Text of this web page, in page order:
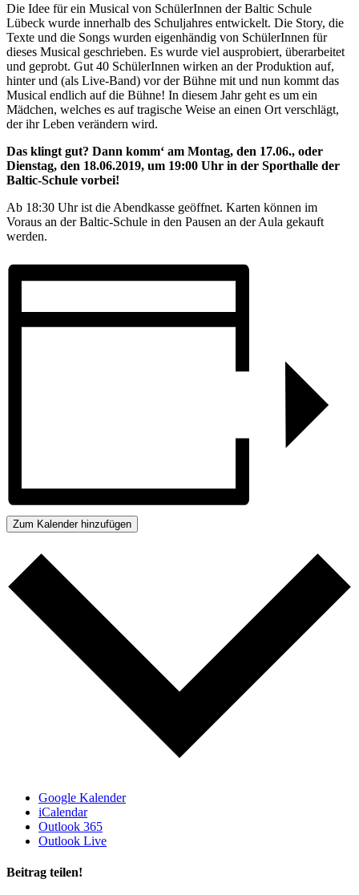
Die Idee für ein Musical von SchülerInnen der Baltic Schule
Lübeck wurde innerhalb des Schuljahres entwickelt. Die Story, die
Texte und die Songs wurden eigenhändig von SchülerInnen für
dieses Musical geschrieben. Es wurde viel ausprobiert, überarbeitet
und geprobt. Gut 40 SchülerInnen wirken an der Produktion auf,
hinter und (als Live-Band) vor der Bühne mit und nun kommt das
Musical endlich auf die Bühne! In diesem Jahr geht es um ein
Mädchen, welches es auf tragische Weise an einen Ort verschlägt,
der ihr Leben verändern wird.
Das klingt gut? Dann komm‘ am Montag, den 17.06., oder
Dienstag, den 18.06.2019, um 19:00 Uhr in der Sporthalle der
Baltic-Schule vorbei!
Ab 18:30 Uhr ist die Abendkasse geöffnet. Karten können im
Voraus an der Baltic-Schule in den Pausen an der Aula gekauft
werden.
Zum Kalender hinzufügen
Google Kalender
iCalendar
Outlook 365
Outlook Live
Beitrag teilen!